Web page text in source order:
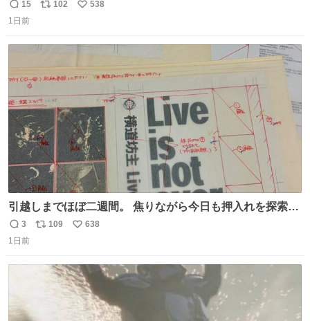
た昌兵衛さん✨田舎とのギャップに驚きつつ、果たして無
事に友人との再会を果たすことが出来るでしょうか…⁉️😳
返
信
15
リ
102
い
数
538
1日前
引越しまでほぼ二週間。 焦りながら今日も押入れを探索。
もう絶対に要らないんだけど捨てられないものが後から後
から出てくる。 その代表が版下。 若いデザイナーは見たこ
返
信
3
リ
109
い
数
638
1日前